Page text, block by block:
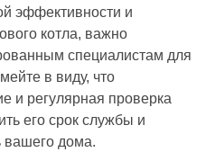
эффективности и
котла, важно
специалистам для
в виду, что
и регулярная проверка
его срок службы и
вашего дома.